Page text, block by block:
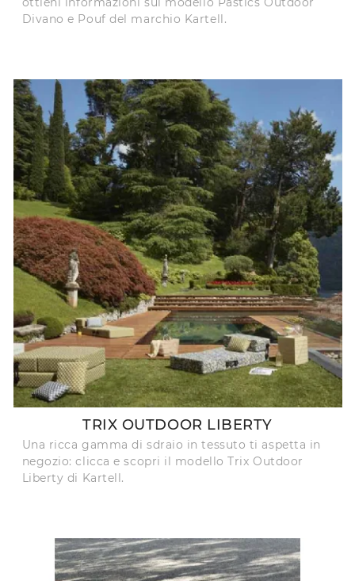
Divano e Pouf del marchio Kartell.
TRIX OUTDOOR LIBERTY
Una ricca gamma di sdraio in tessuto ti aspetta in
negozio: clicca e scopri il modello Trix Outdoor
Liberty di Kartell.